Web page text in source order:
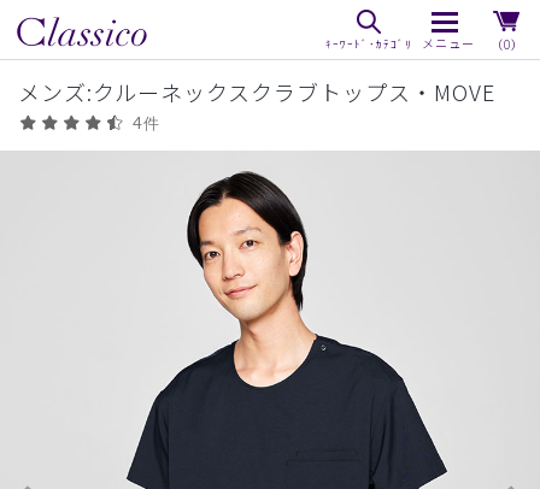
（0）
メンズ:クルーネックスクラブトップス・MOVE
4件